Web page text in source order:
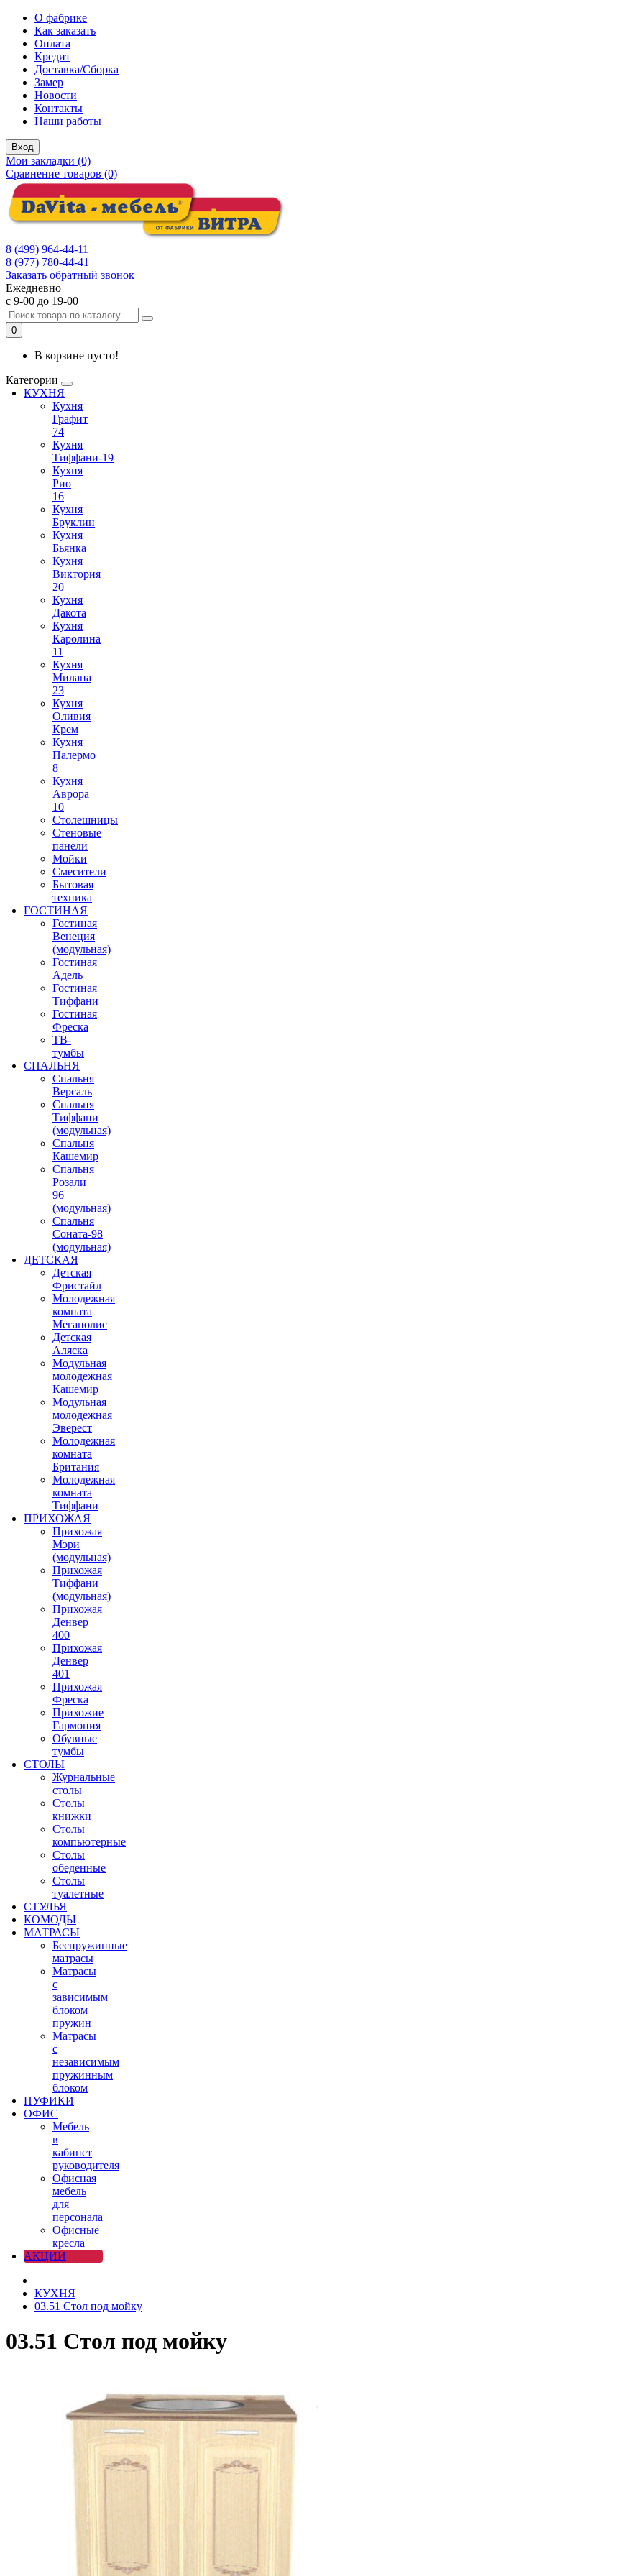
О фабрике
Как заказать
Оплата
Кредит
Доставка/Сборка
Замер
Новости
Контакты
Наши работы
Вход
Мои закладки (0)
Сравнение товаров (0)
8 (499) 964-44-11
8 (977) 780-44-41
Заказать обратный звонок
Ежедневно
с 9-00 до 19-00
0
В корзине пусто!
Категории
КУХНЯ
Кухня
Графит
74
Кухня
Тиффани-19
Кухня
Рио
16
Кухня
Бруклин
Кухня
Бьянка
Кухня
Виктория
20
Кухня
Дакота
Кухня
Каролина
11
Кухня
Милана
23
Кухня
Оливия
Крем
Кухня
Палермо
8
Кухня
Аврора
10
Столешницы
Стеновые
панели
Мойки
Смесители
Бытовая
техника
ГОСТИНАЯ
Гостиная
Венеция
(модульная)
Гостиная
Адель
Гостиная
Тиффани
Гостиная
Фреска
ТВ-
тумбы
СПАЛЬНЯ
Спальня
Версаль
Спальня
Тиффани
(модульная)
Спальня
Кашемир
Спальня
Розали
96
(модульная)
Спальня
Соната-98
(модульная)
ДЕТСКАЯ
Детская
Фристайл
Молодежная
комната
Мегаполис
Детская
Аляска
Модульная
молодежная
Кашемир
Модульная
молодежная
Эверест
Молодежная
комната
Британия
Молодежная
комната
Тиффани
ПРИХОЖАЯ
Прихожая
Мэри
(модульная)
Прихожая
Тиффани
(модульная)
Прихожая
Денвер
400
Прихожая
Денвер
401
Прихожая
Фреска
Прихожие
Гармония
Обувные
тумбы
СТОЛЫ
Журнальные
столы
Столы
книжки
Столы
компьютерные
Столы
обеденные
Столы
туалетные
СТУЛЬЯ
КОМОДЫ
МАТРАСЫ
Беспружинные
матрасы
Матрасы
с
зависимым
блоком
пружин
Матрасы
с
независимым
пружинным
блоком
ПУФИКИ
ОФИС
Мебель
в
кабинет
руководителя
Офисная
мебель
для
персонала
Офисные
кресла
АКЦИИ
КУХНЯ
03.51 Стол под мойку
03.51 Стол под мойку